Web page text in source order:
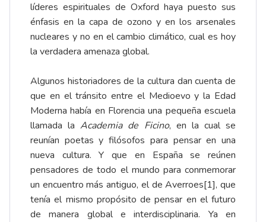
líderes espirituales de Oxford haya puesto sus
énfasis en la capa de ozono y en los arsenales
nucleares y no en el cambio climático, cual es hoy
la verdadera amenaza global.
Algunos historiadores de la cultura dan cuenta de
que en el tránsito entre el Medioevo y la Edad
Moderna había en Florencia una pequeña escuela
llamada laAcademia de Ficino, en la cual se
reunían poetas y filósofos para pensar en una
nueva cultura. Y que en España se reúnen
pensadores de todo el mundo para conmemorar
un encuentro más antiguo, el de Averroes[1], que
tenía el mismo propósito de pensar en el futuro
de manera global e interdisciplinaria. Ya en